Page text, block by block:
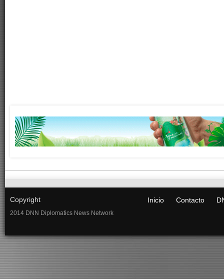
Copyright
2014 DNN Diplomatics News Network
Inicio Contacto